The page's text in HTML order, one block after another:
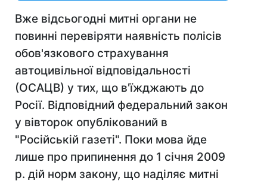
Вже відсьогодні митні органи не
повинні перевіряти наявність полісів
обов'язкового страхування
автоцивільної відповідальності
(ОСАЦВ) у тих, що в'їжджають до
Росії. Відповідний федеральний закон
у вівторок опублікований в
"Російській газеті". Поки мова йде
лише про припинення до 1 січня 2009
р. дій норм закону, що наділяє митні